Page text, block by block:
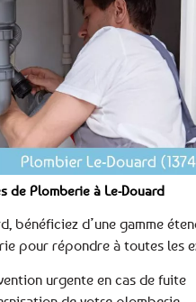
de Plomberie à Le-Douard
bénéficiez d’une gamme
pour répondre à toutes les
urgente en cas de fuite